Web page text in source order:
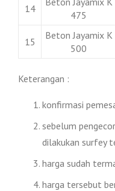
14
475
15
Beton Jayamix K
500
Keterangan :
konfirmasi
sebelum
dilakukan surfey
harga sudah
harga tersebut